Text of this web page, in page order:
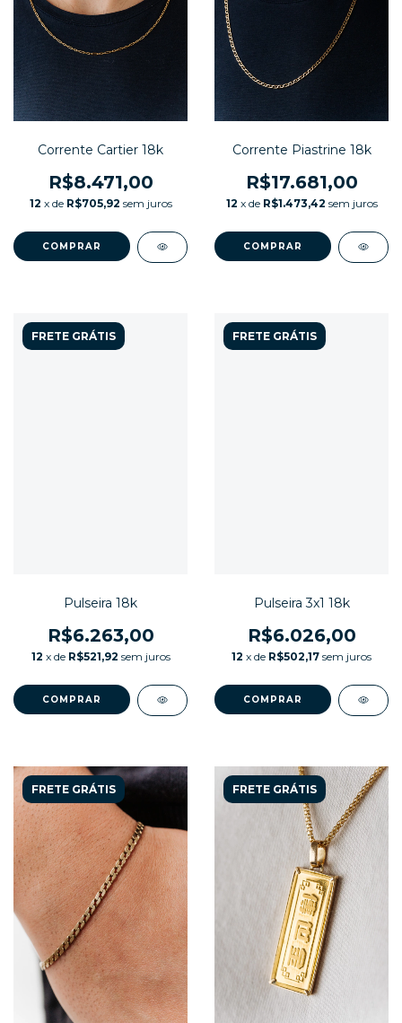
Corrente Cartier 18k
R$8.471,00
12 x de R$705,92 sem juros
Corrente Piastrine 18k
R$17.681,00
12 x de R$1.473,42 sem juros
FRETE GRÁTIS
Pulseira 18k
R$6.263,00
12 x de R$521,92 sem juros
FRETE GRÁTIS
Pulseira 3x1 18k
R$6.026,00
12 x de R$502,17 sem juros
FRETE GRÁTIS FRETE GRÁTIS